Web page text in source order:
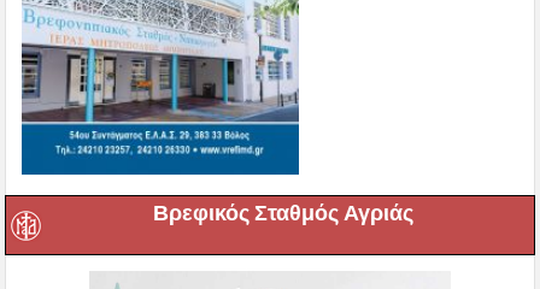
Βρεφικός Σταθμός Αγριάς